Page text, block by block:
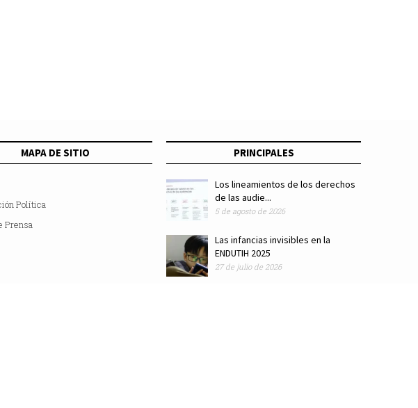
MAPA DE SITIO
Política
Prensa
PRINCIPALES
Los lineamientos de los derechos
de las audie...
5 de agosto de 2026
Las infancias invisibles en la
ENDUTIH 2025
27 de julio de 2026